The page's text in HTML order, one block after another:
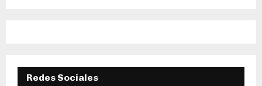
Redes Sociales